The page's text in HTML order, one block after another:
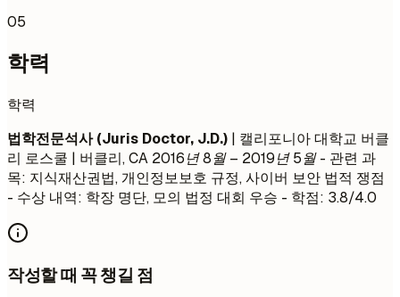
05
학력
학력
법학전문석사 (Juris Doctor, J.D.) | 캘리포니아 대학교 버클
리 로스쿨 | 버클리, CA 2016년 8월 – 2019년 5월- 관련 과
목: 지식재산권법, 개인정보보호 규정, 사이버 보안 법적 쟁점
- 수상 내역: 학장 명단, 모의 법정 대회 우승 - 학점: 3.8/4.0
작성할 때 꼭 챙길 점